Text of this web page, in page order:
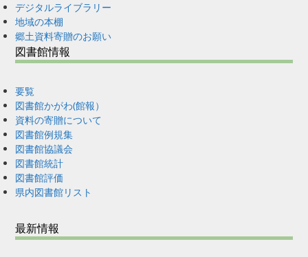
デジタルライブラリー
地域の本棚
郷土資料寄贈のお願い
図書館情報
要覧
図書館かがわ(館報）
資料の寄贈について
図書館例規集
図書館協議会
図書館統計
図書館評価
県内図書館リスト
最新情報